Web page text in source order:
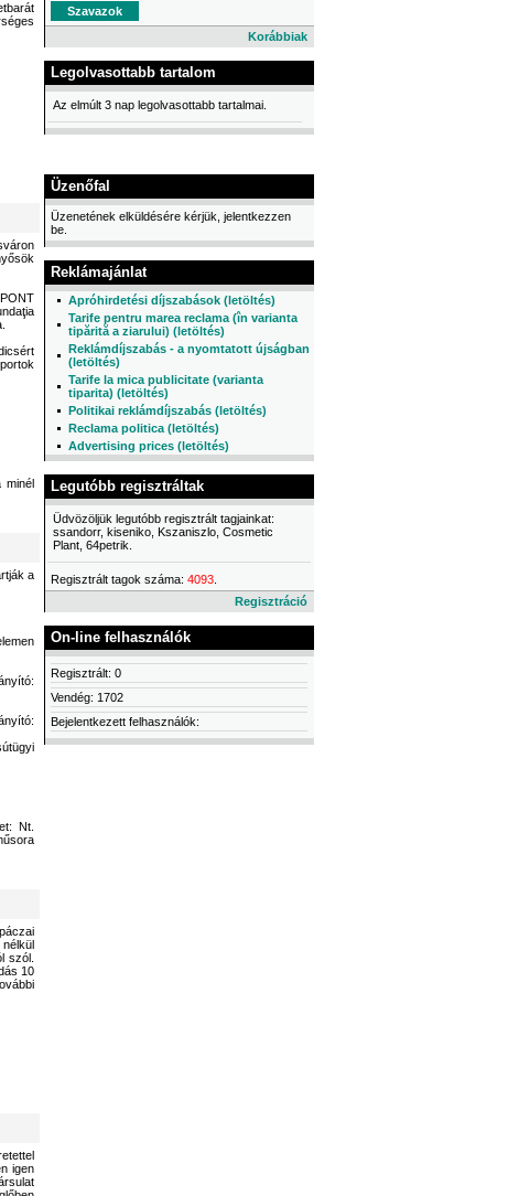
minél
a
Nt.
szól.
10
igen
Korábbiak
Legolvasottabb tartalom
Az elmúlt 3 nap legolvasottabb tartalmai.
Üzenőfal
Üzenetének elküldésére kérjük, jelentkezzen
be.
Reklámajánlat
Apróhirdetési díjszabások (letöltés)
Tarife pentru marea reclama (în varianta
tipărită a ziarului) (letöltés)
Reklámdíjszabás - a nyomtatott újságban
(letöltés)
Tarife la mica publicitate (varianta
tiparita) (letöltés)
Politikai reklámdíjszabás (letöltés)
Reclama politica (letöltés)
Advertising prices (letöltés)
Legutóbb regisztráltak
Üdvözöljük legutóbb regisztrált tagjainkat:
ssandorr, kiseniko, Kszaniszlo, Cosmetic
Plant, 64petrik.
Regisztrált tagok száma: 4093
Regisztráció
On-line felhasználók
Regisztrált: 0
Vendég: 1702
Bejelentkezett felhasználók: